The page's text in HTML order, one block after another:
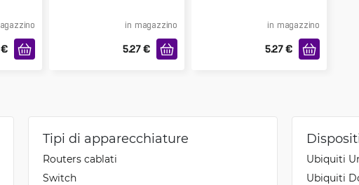
€
in magazzino
5.27 €
in magazzino
5.27 €
Tipi di apparecchiature
Routers cablati
Switch
Ubiquiti
Ubiquiti